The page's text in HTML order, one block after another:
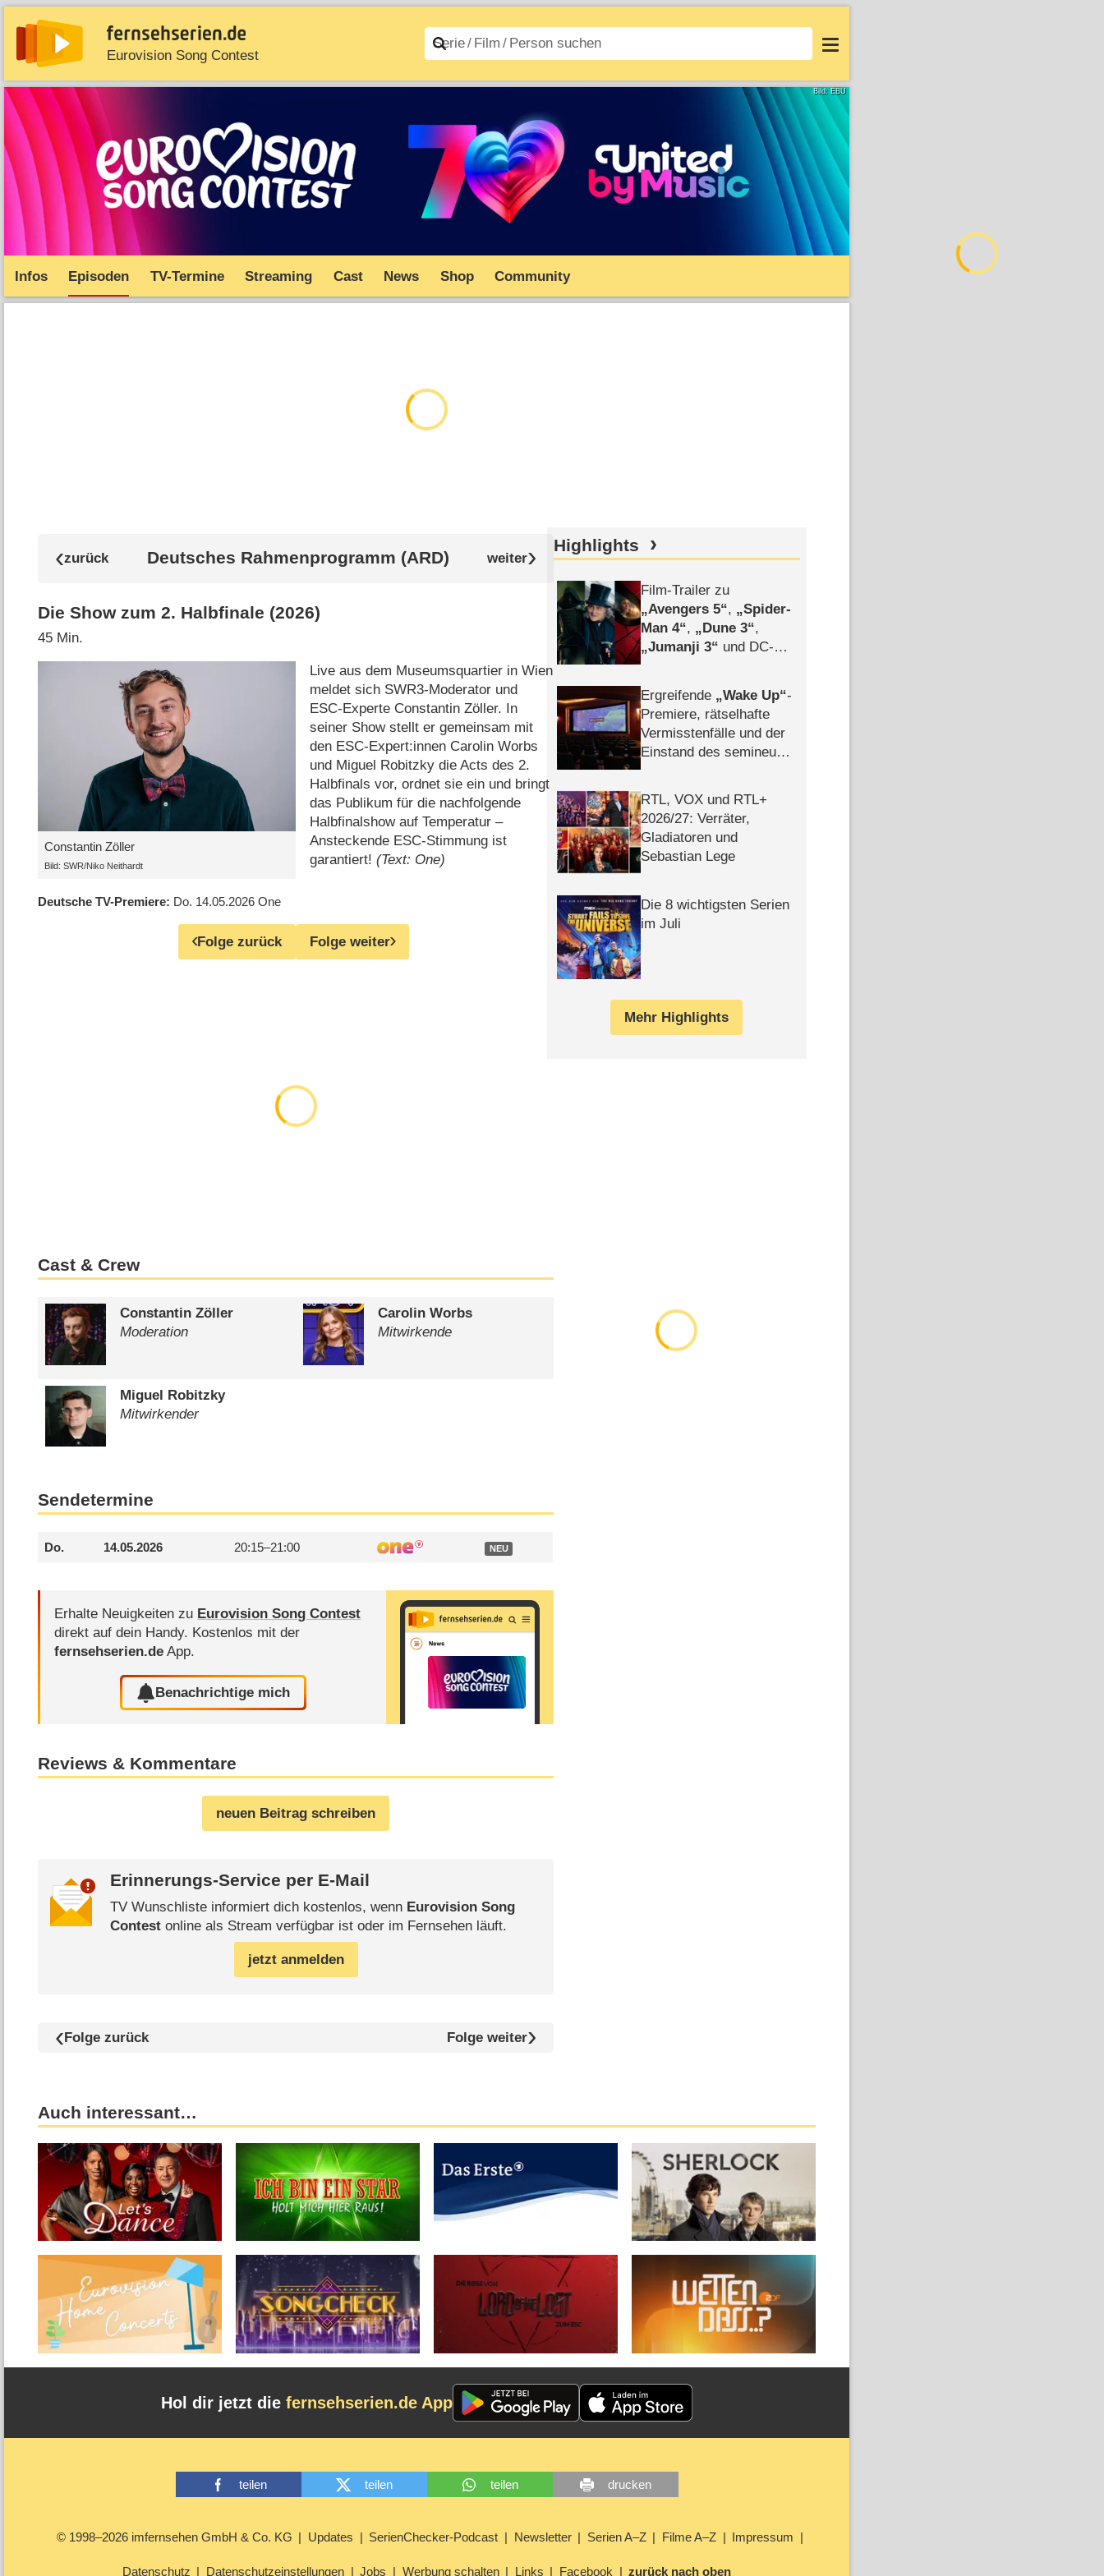
Eurovision Song Contest
News Entdecken Streaming TV-Starts Filme A–Z Login
Bild: EBU
Infos Episoden TV-Termine Streaming Cast News Shop Community
Deutsches Rahmenprogramm (ARD)
Die Show zum 2. Halbfinale (2026)
45 Min.
Constantin Zöller
Bild: SWR/Niko Neithardt
Live aus dem Museumsquartier in Wien
meldet sich SWR3-Moderator und
ESC-Experte Constantin Zöller. In
seiner Show stellt er gemeinsam mit
den ESC-Expert:innen Carolin Worbs
und Miguel Robitzky dieActs des 2.
Halbfinals vor, ordnet sie ein und bringt
das Publikum für die nachfolgende
Halbfinalshow auf Temperatur –
Ansteckende ESC-Stimmung ist
garantiert!(Text: One)
Deutsche TV-Premiere Do. 14.05.2026 One
Folge zurück Folge weiter
Cast & Crew
Constantin Zöller
Moderation
Carolin Worbs
Mitwirkende
Miguel Robitzky
Mitwirkender
Sendetermine
Do. 14.05.2026 20:15–21:00 NEU
Erhalte Neuigkeiten zu Eurovision Song Contest
direkt auf dein Handy. Kostenlos mit der
fernsehserien.de App.
Benachrichtige mich
Reviews & Kommentare
neuen Beitrag schreiben
Erinnerungs-Service per E-Mail
TV Wunschliste informiert dich kostenlos, wenn Eurovision Song
Contestonline als Stream verfügbar ist oder im Fernsehen läuft.
jetzt anmelden
Folge zurück Folge weiter
Highlights
Film-Trailer zu
Avengers 5 ,
Spider-
Man 4 , Dune 3 ,
Jumanji 3
und DC-
Ergreifende
Wake Up -
Premiere, rätselhafte
Vermisstenfälle und der
Einstand des semineuen
RTL, VOX und RTL+
2026/​27: Verräter,
Gladiatoren und
Sebastian Lege
Die 8 wichtigsten Serien
im Juli
Mehr Highlights
Auch interessant…
Hol dir jetzt die fernsehserien.de App
teilen teilen teilen drucken
© 1998–2026 imfernsehen GmbH & Co. KG Updates SerienChecker-Podcast Newsletter Serien A–Z Filme A–Z Impressum
Datenschutz Datenschutzeinstellungen Jobs Werbung schalten Links Facebook zurück nach oben